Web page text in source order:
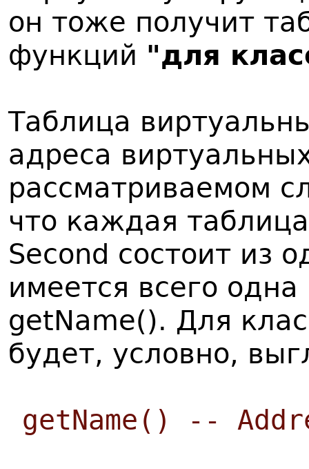
он тоже получит
функций "для
Таблица
адреса
рассматриваемом
что каждая
Second состоит из
имеется всего
getName(). Для
будет, условно,
getName() --